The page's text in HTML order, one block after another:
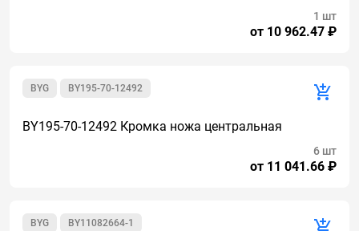
от 10 962.47 ₽
1 шт
BY195-70-12492
BYG
BY195-70-12492 Кромка ножа центральная
от 11 041.66 ₽
6 шт
BY11082664-1
BYG